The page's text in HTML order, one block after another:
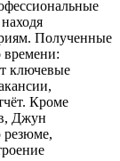
Полученные
времени:
ключевые
Кроме
Джун
резюме,